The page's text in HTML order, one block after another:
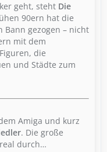
geht, steht Die
90ern hat die
Bann gezogen – nicht
mit dem
die
und Städte zum
Amiga und kurz
. Die große
durch…